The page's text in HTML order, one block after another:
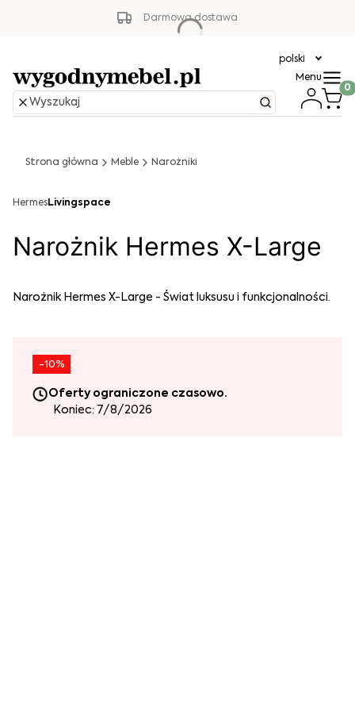
Darmowa dostawa
polski
Menu
Strona główna Meble Narożniki
HermesLivingspace
Narożnik Hermes X-Large
Narożnik Hermes X-Large - Świat luksusu i funkcjonalności.
-10%
Oferty ograniczone czasowo.
Koniec: 7/8/2026